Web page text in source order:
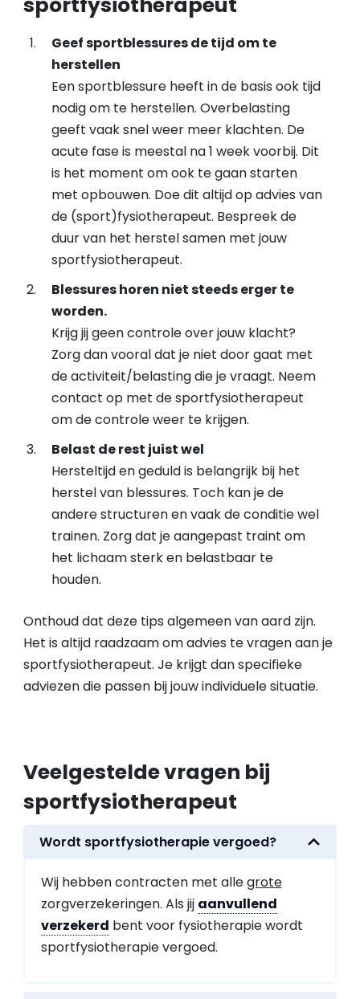
Geef sportblessures de tijd om te
herstellen
Een sportblessure heeft in de basis ook tijd
nodig om te herstellen. Overbelasting
geeft vaak snel weer meer klachten. De
acute fase is meestal na 1 week voorbij. Dit
is het moment om ook te gaan starten
met opbouwen. Doe dit altijd op advies van
de (sport)fysiotherapeut. Bespreek de
duur van het herstel samen met jouw
sportfysiotherapeut.
Blessures horen niet steeds erger te
worden.
Krijg jij geen controle over jouw klacht?
Zorg dan vooral dat je niet door gaat met
de activiteit/belasting die je vraagt. Neem
contact op met de sportfysiotherapeut
om de controle weer te krijgen.
Belast de rest juist wel
Hersteltijd en geduld is belangrijk bij het
herstel van blessures. Toch kan je de
andere structuren en vaak de conditie wel
trainen. Zorg dat je aangepast traint om
het lichaam sterk en belastbaar te
houden.
Onthoud dat deze tips algemeen van aard zijn.
Het is altijd raadzaam om advies te vragen aan je
sportfysiotherapeut. Je krijgt dan specifieke
adviezen die passen bij jouw individuele situatie.
Veelgestelde vragen bij
sportfysiotherapeut
Wordt sportfysiotherapie vergoed?
Wij hebben contracten met allegrote
zorgverzekeringen. Als jij aanvullend
verzekerd bent voor fysiotherapie wordt
sportfysiotherapie vergoed.